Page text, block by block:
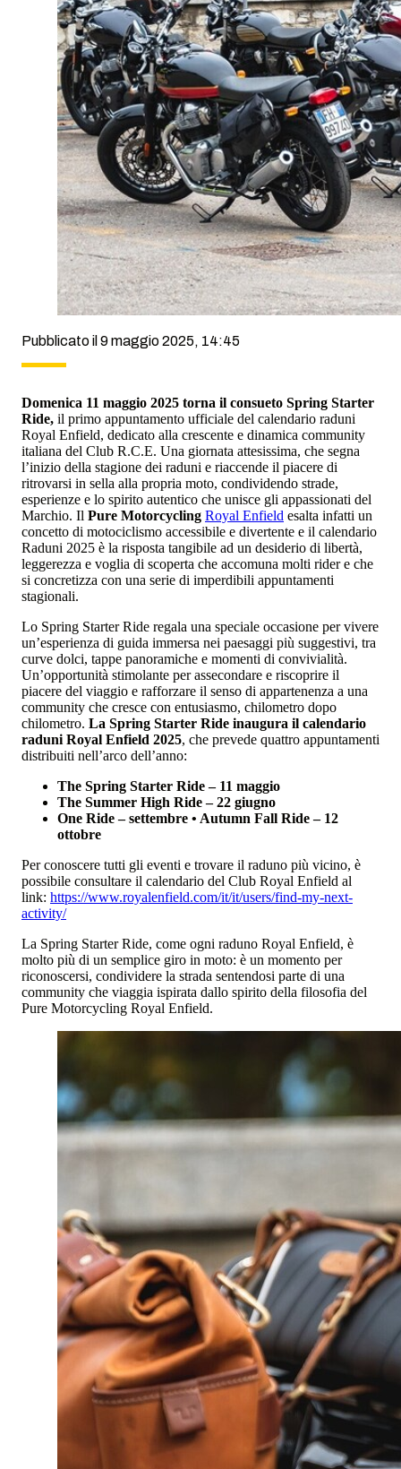
Pubblicato il 9 maggio 2025, 14:45
Domenica 11 maggio 2025 torna il consueto Spring Starter
Ride, il primo appuntamento ufficiale del calendario raduni
Royal Enfield, dedicato alla crescente e dinamica community
italiana del Club R.C.E. Una giornata attesissima, che segna
l’inizio della stagione dei raduni e riaccende il piacere di
ritrovarsi in sella alla propria moto, condividendo strade,
esperienze e lo spirito autentico che unisce gli appassionati del
Marchio. Il Pure Motorcycling Royal Enfield esalta infatti un
concetto di motociclismo accessibile e divertente e il calendario
Raduni 2025 è la risposta tangibile ad un desiderio di libertà,
leggerezza e voglia di scoperta che accomuna molti rider e che
si concretizza con una serie di imperdibili appuntamenti
stagionali.
Lo Spring Starter Ride regala una speciale occasione per vivere
un’esperienza di guida immersa nei paesaggi più suggestivi, tra
curve dolci, tappe panoramiche e momenti di convivialità.
Un’opportunità stimolante per assecondare e riscoprire il
piacere del viaggio e rafforzare il senso di appartenenza a una
community che cresce con entusiasmo, chilometro dopo
chilometro. La Spring Starter Ride inaugura il calendario
raduni Royal Enfield 2025, che prevede quattro appuntamenti
distribuiti nell’arco dell’anno:
The Spring Starter Ride – 11 maggio
The Summer High Ride – 22 giugno
One Ride – settembre • Autumn Fall Ride – 12
ottobre
Per conoscere tutti gli eventi e trovare il raduno più vicino, è
possibile consultare il calendario del Club Royal Enfield al
link: https://www.royalenfield.com/it/it/users/find-my-next-
activity/
La Spring Starter Ride, come ogni raduno Royal Enfield, è
molto più di un semplice giro in moto: è un momento per
riconoscersi, condividere la strada sentendosi parte di una
community che viaggia ispirata dallo spirito della filosofia del
Pure Motorcycling Royal Enfield.